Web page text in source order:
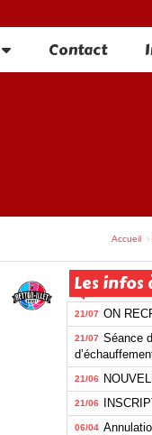
Contact
Accueil
Les infos
21/07 ON
21/07 Séance
21/06
21/06
06/04